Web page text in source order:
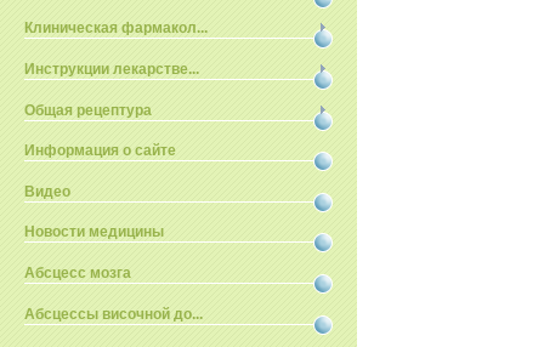
Клиническая фармакол...
Инструкции лекарстве...
Общая рецептура
Информация о сайте
Видео
Новости медицины
Абсцесс мозга
Абсцессы височной до...